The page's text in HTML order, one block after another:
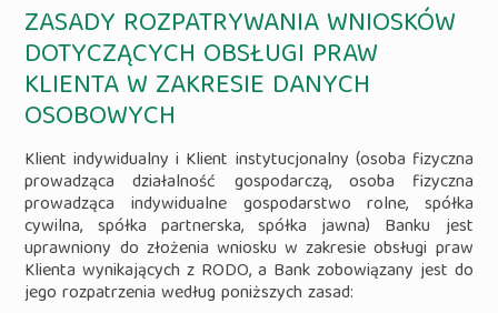
ZASADY ROZPATRYWANIA WNIOSKÓW
DOTYCZĄCYCH OBSŁUGI PRAW
KLIENTA W ZAKRESIE DANYCH
OSOBOWYCH
Klient indywidualny i Klient instytucjonalny (osoba fizyczna
prowadząca działalność gospodarczą, osoba fizyczna
prowadząca indywidualne gospodarstwo rolne, spółka
cywilna, spółka partnerska, spółka jawna) Banku jest
uprawniony do złożenia wniosku w zakresie obsługi praw
Klienta wynikających z RODO, a Bank zobowiązany jest do
jego rozpatrzenia według poniższych zasad: